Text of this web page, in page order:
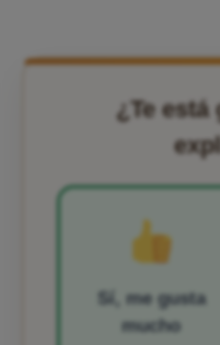
¿Te está
Sí, me gusta
mucho